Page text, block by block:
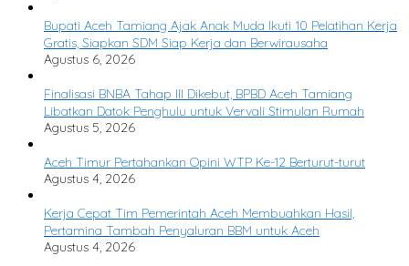
Bupati Aceh Tamiang Ajak Anak Muda Ikuti 10 Pelatihan Kerja
Gratis, Siapkan SDM Siap Kerja dan Berwirausaha
Agustus 6, 2026
Finalisasi BNBA Tahap III Dikebut, BPBD Aceh Tamiang
Libatkan Datok Penghulu untuk Vervali Stimulan Rumah
Agustus 5, 2026
Aceh Timur Pertahankan Opini WTP Ke-12 Berturut-turut
Agustus 4, 2026
Kerja Cepat Tim Pemerintah Aceh Membuahkan Hasil,
Pertamina Tambah Penyaluran BBM untuk Aceh
Agustus 4, 2026